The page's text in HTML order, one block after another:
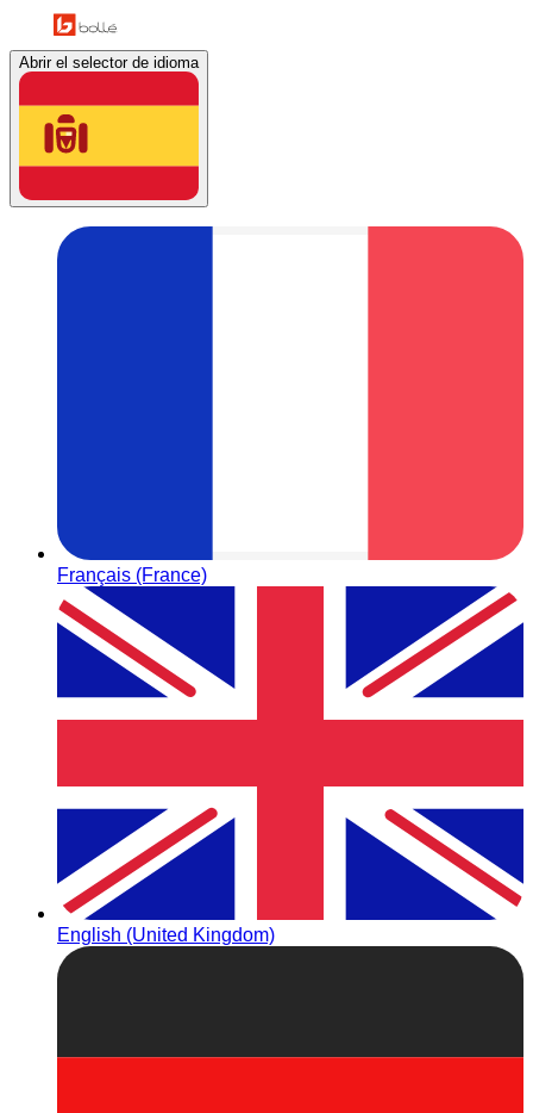
Abrir el selector de idioma
Français (France)
English (United Kingdom)